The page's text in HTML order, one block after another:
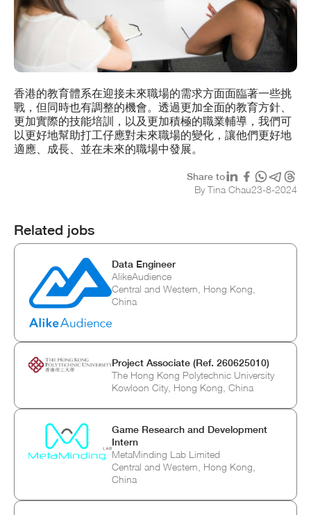
香港的教育體系在迎接未來職場的需求方面面臨著一些挑
戰，但同時也有調整的機會。透過更加全面的教育方針、
更加實際的技能培訓，以及更加積極的職業輔導，我們可
以更好地幫助打工仔應對未來職場的變化，讓他們更好地
適應、成長、並在未來的職場中發展。
Share to
By Tina Chau23-8-2024
Related jobs
Data Engineer
AlikeAudience
Central and Western, Hong Kong,
China
Project Associate (Ref. 260625010)
The Hong Kong Polytechnic University
Kowloon City, Hong Kong, China
Game Research and Development
Intern
MetaMinding Lab Limited
Central and Western, Hong Kong,
China